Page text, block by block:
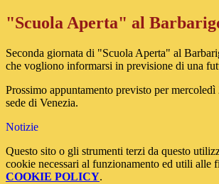
"Scuola Aperta" al
Seconda giornata di "Scuola Aperta" al
che vogliono informarsi in previsione di una
Prossimo appuntamento previsto per mercoledì
sede di Venezia.
Notizie
Questo sito o gli strumenti terzi da questo
cookie necessari al funzionamento ed utili alle
COOKIE POLICY.